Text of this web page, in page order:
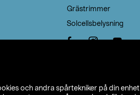
och andra spårtekniker på din enhet
Grästrimmer
Solcellsbelysning